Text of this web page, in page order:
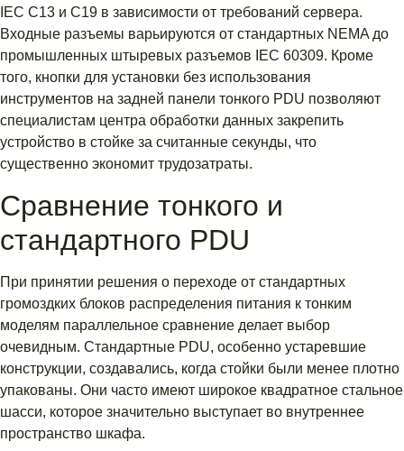
IEC C13 и C19 в зависимости от требований сервера.
Входные разъемы варьируются от стандартных NEMA до
промышленных штыревых разъемов IEC 60309. Кроме
того, кнопки для установки без использования
инструментов на задней панели тонкого PDU позволяют
специалистам центра обработки данных закрепить
устройство в стойке за считанные секунды, что
существенно экономит трудозатраты.
Сравнение тонкого и
стандартного PDU
При принятии решения о переходе от стандартных
громоздких блоков распределения питания к тонким
моделям параллельное сравнение делает выбор
очевидным. Стандартные PDU, особенно устаревшие
конструкции, создавались, когда стойки были менее плотно
упакованы. Они часто имеют широкое квадратное стальное
шасси, которое значительно выступает во внутреннее
пространство шкафа.